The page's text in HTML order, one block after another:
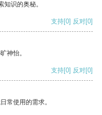
识的奥秘。
支持[0] 反对[0]
神怡。
支持[0] 反对[0]
常使用的需求。